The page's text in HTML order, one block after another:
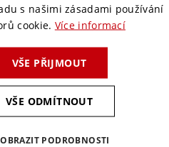
NÁS
s našimi zásadami používání
cookie. Více informací
VŠE PŘIJMOUT
VŠE ODMÍTNOUT
PODROBNOSTI